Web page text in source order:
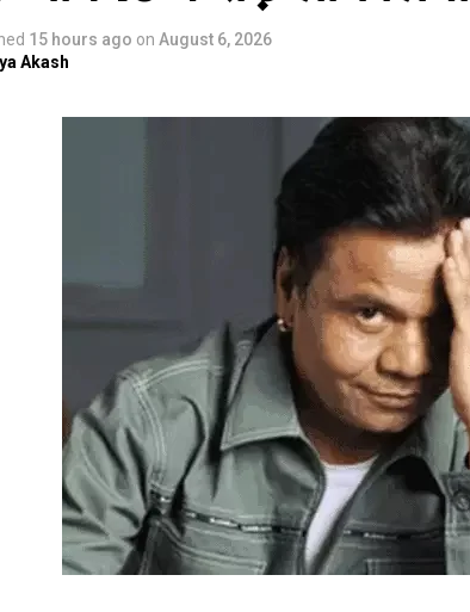
15 hours ago on August 6, 2026
Akash